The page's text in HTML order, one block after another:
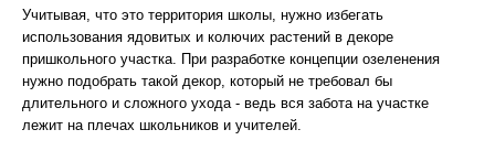
Учитывая, что это территория школы, нужно избегать
использования ядовитых и колючих растений в декоре
пришкольного участка. При разработке концепции озеленения
нужно подобрать такой декор, который не требовал бы
длительного и сложного ухода - ведь вся забота на участке
лежит на плечах школьников и учителей.